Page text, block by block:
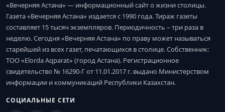
«Вечерняя Астана» — информационный сайт о жизни столицы.
Газета «Вечерняя Астана» издается с 1990 года. Тираж газеты
составляет 15 тысяч экземпляров. Периодичность – три раза в
неделю. Сегодня «Вечерняя Астана» по праву может называться
старейшей из всех газет, печатающихся в столице. Собственник:
ТОО «Elorda Aqparat» (город Астана). Регистрационное
свидетельство № 16290-Г от 11.01.2017 г. выдано Министерством
информации и коммуникаций Республики Казахстан.
СОЦИАЛЬНЫЕ СЕТИ